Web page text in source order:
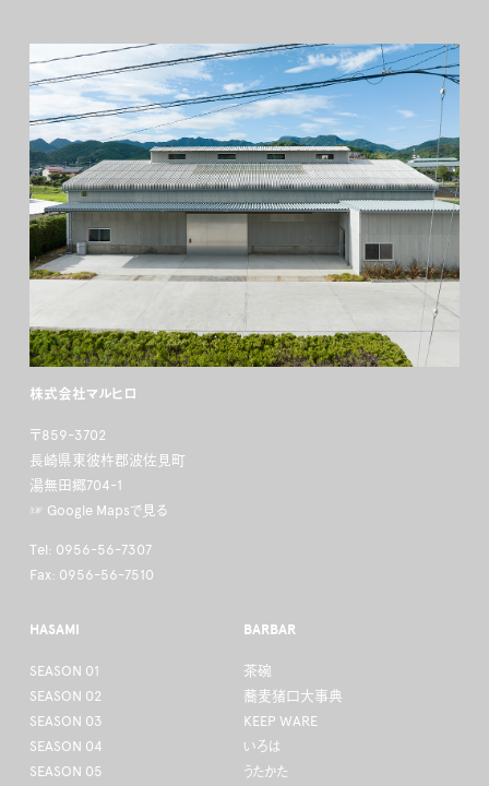
株式会社マルヒロ
〒859-3702
長崎県東彼杵郡波佐見町
湯無田郷704-1
☞ Google Mapsで見る
Tel: 0956-56-7307
Fax: 0956-56-7510
HASAMI
SEASON 01
SEASON 02
SEASON 03
SEASON 04
SEASON 05
BARBAR
茶碗
蕎麦猪口大事典
KEEP WARE
いろは
うたかた